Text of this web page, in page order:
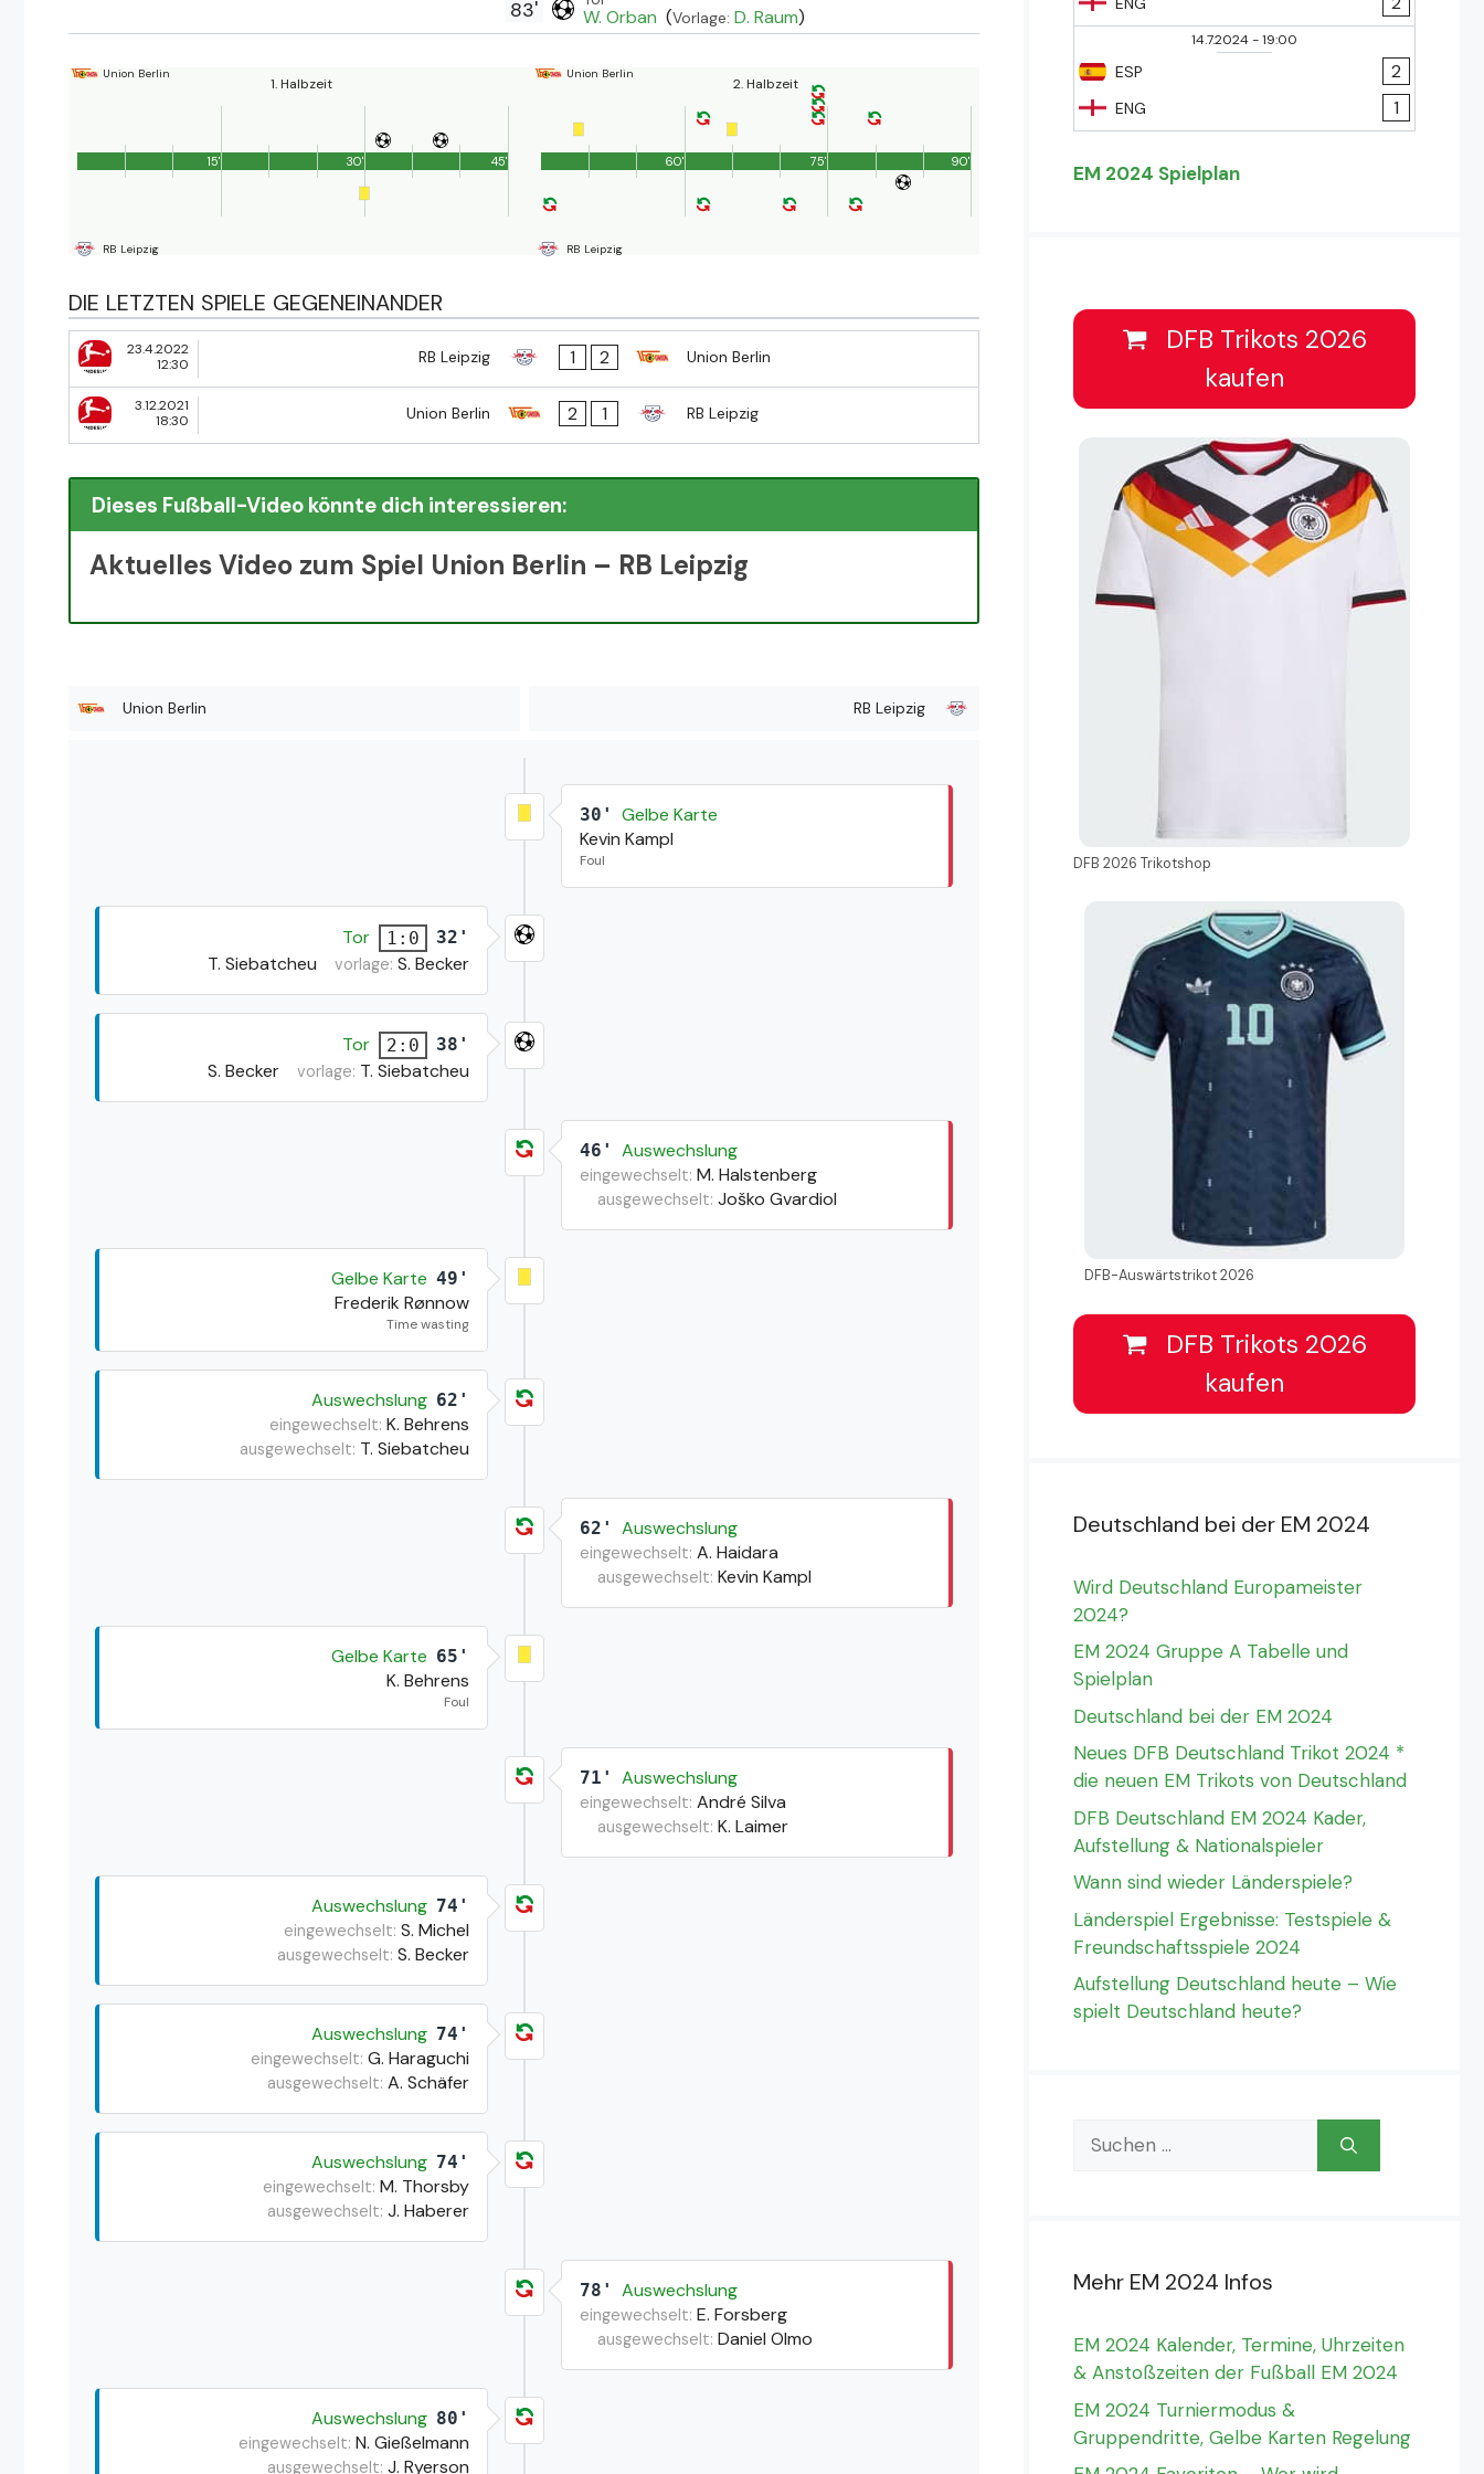
83'
W. Orban (Vorlage: D. Raum)
Union Berlin
1. Halbzeit
RB Leipzig
45'
15' 30'
Union Berlin
2. Halbzeit
RB Leipzig
90'
60' 75'
DIE LETZTEN SPIELE GEGENEINANDER
23.4.2022
12:30
RB Leipzig 1 2 Union Berlin
3.12.2021
18:30
Union Berlin 2 1 RB Leipzig
Dieses Fußball-Video könnte dich interessieren:
Aktuelles Video zum Spiel Union Berlin – RB Leipzig
Union Berlin RB Leipzig
30'
Gelbe Karte
Kevin Kampl
Foul
Tor 1:0 32'
T. Siebatcheu vorlage: S. Becker
Tor 2:0 38'
S. Becker vorlage: T. Siebatcheu
46' Auswechslung
eingewechselt: M. Halstenberg
ausgewechselt: Joško Gvardiol
Gelbe Karte 49'
Frederik Rønnow
Time wasting
Auswechslung 62'
eingewechselt: K. Behrens
ausgewechselt: T. Siebatcheu
62' Auswechslung
eingewechselt: A. Haidara
ausgewechselt: Kevin Kampl
Gelbe Karte 65'
K. Behrens
Foul
71' Auswechslung
eingewechselt: André Silva
ausgewechselt: K. Laimer
Auswechslung 74'
eingewechselt: S. Michel
ausgewechselt: S. Becker
Auswechslung 74'
eingewechselt: G. Haraguchi
ausgewechselt: A. Schäfer
Auswechslung 74'
eingewechselt: M. Thorsby
ausgewechselt: J. Haberer
78' Auswechslung
eingewechselt: E. Forsberg
ausgewechselt: Daniel Olmo
Auswechslung 80'
eingewechselt: N. Gießelmann
ausgewechselt: J. Ryerson
14.7.2024-19:00
ESP
ENG
2
1
EM 2024 Spielplan
DFB Trikots 2026
kaufen
DFB 2026 Trikotshop
DFB-Auswärtstrikot 2026
DFB Trikots 2026
kaufen
Deutschland bei der EM 2024
Wird Deutschland Europameister
2024?
EM 2024 Gruppe A Tabelle und
Spielplan
Deutschland bei der EM 2024
Neues DFB Deutschland Trikot 2024 *
die neuen EM Trikots von Deutschland
DFB Deutschland EM 2024 Kader,
Aufstellung & Nationalspieler
Wann sind wieder Länderspiele?
Länderspiel Ergebnisse: Testspiele &
Freundschaftsspiele 2024
Aufstellung Deutschland heute – Wie
spielt Deutschland heute?
Suchen
nach:
Mehr EM 2024 Infos
EM 2024 Kalender, Termine, Uhrzeiten
& Anstoßzeiten der Fußball EM 2024
EM 2024 Turniermodus &
Gruppendritte, Gelbe Karten Regelung